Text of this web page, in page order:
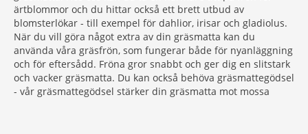
ärtblommor och du hittar också ett brett utbud av
blomsterlökar - till exempel för dahlior, irisar och gladiolus.
När du vill göra något extra av din gräsmatta kan du
använda våra gräsfrön, som fungerar både för nyanläggning
och för eftersådd. Fröna gror snabbt och ger dig en slitstark
och vacker gräsmatta. Du kan också behöva gräsmattegödsel
- vår gräsmattegödsel stärker din gräsmatta mot mossa